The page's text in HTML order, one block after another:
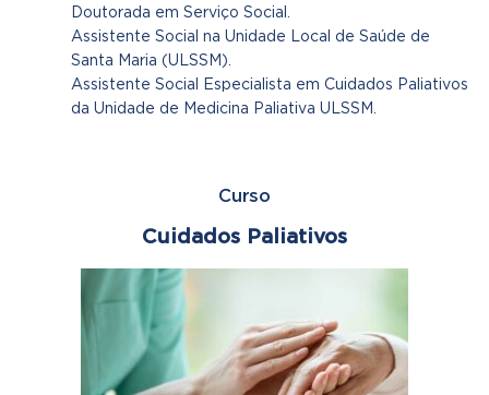
Doutorada em Serviço Social.
Assistente Social na Unidade Local de Saúde de
Santa Maria (ULSSM).
Assistente Social Especialista em Cuidados Paliativos
da Unidade de Medicina Paliativa ULSSM.
Curso
Cuidados Paliativos